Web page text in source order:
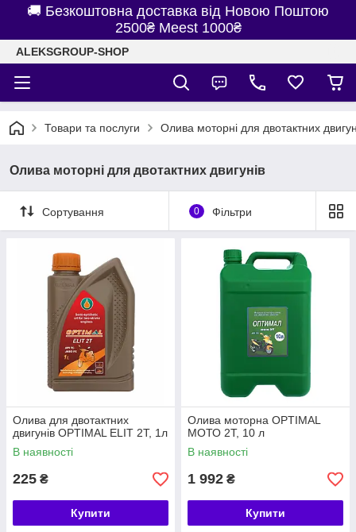
🚚 Безкоштовна доставка від Новою Поштою
2500₴ Meest 1000₴
ALEKSGROUP-SHOP
Товари та послуги Олива моторні для двотактних
Олива моторні для двотактних двигунів
Сортування 0 Фільтри
Олива для двотактних
двигунів ОPTIMAL ELIT 2T, 1л
В наявності
225 ₴
Купити
Олива моторна OPTIMAL
МОТО 2Т, 10 л
В наявності
1 992 ₴
Купити